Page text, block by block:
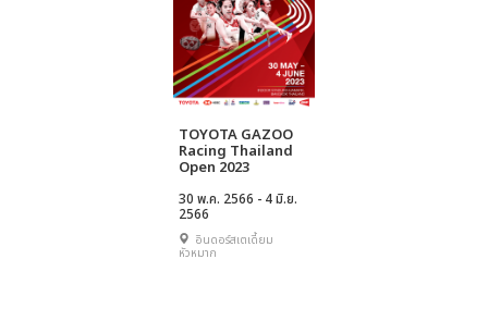
TOYOTA GAZOO
Racing Thailand
Open 2023
30 พ.ค. 2566 - 4 มิ.ย.
2566
อินดอร์สเตเดี้ยม
หัวหมาก